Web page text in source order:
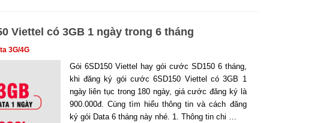
Viettel có 3GB 1 ngày trong 6 tháng
3G/4G
Gói 6SD150 Viettel hay gói cước SD150 6 tháng,
khi đăng ký gói cước 6SD150 Viettel có 3GB 1
ngày liên tục trong 180 ngày, giá cước đăng ký là
900.000đ. Cùng tìm hiểu thông tin và cách đăng
ký gói Data 6 tháng này nhé. 1. Thông tin chi …